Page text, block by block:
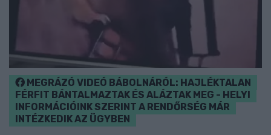
MEGRÁZÓ VIDEÓ BÁBOLNÁRÓL: HAJLÉKTALAN
FÉRFIT BÁNTALMAZTAK ÉS ALÁZTAK MEG - HELYI
INFORMÁCIÓINK SZERINT A RENDŐRSÉG MÁR
INTÉZKEDIK AZ ÜGYBEN